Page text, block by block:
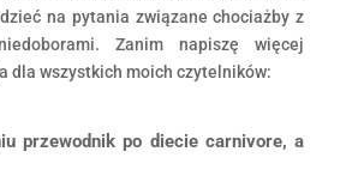
na pytania związane chociażby z
Zanim napiszę więcej
dla wszystkich moich czytelników:
przewodnik po diecie carnivore, a